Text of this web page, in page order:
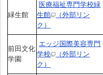
緑生館
医療福祉専門学校緑
生館
（外部リン
ク）
前田文化
学園
エッジ国際美容専門
学校
（外部リン
ク）